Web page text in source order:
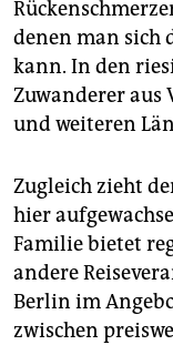
denen man sich
kann. In den
Zuwanderer aus
und weiteren
Zugleich zieht
hier
Familie bietet
andere
Berlin im
zwischen